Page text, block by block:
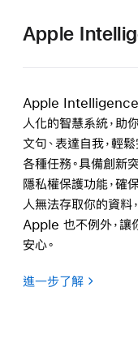
Apple
Apple Intelligence
人化的智慧系統，助
文句、表達自我，輕
各種任務。具備創新
隱私權保護功能，確
人無法存取你的資料
Apple 也不例外，讓
安心。
進一步了解